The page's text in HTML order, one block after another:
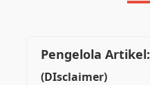
Pengelola Artikel:
(DIsclaimer)